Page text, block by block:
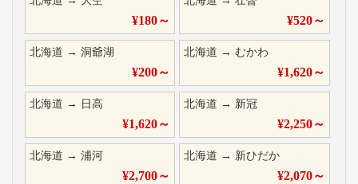
¥180～ ¥520～
北海道 → 洞爺湖
¥200～
北海道 →むかわ
¥1,620～
北海道 → 日高
¥1,620～
北海道 → 新冠
¥2,250～
北海道 → 浦河
¥2,700～
北海道 → 新ひだか
¥2,070～